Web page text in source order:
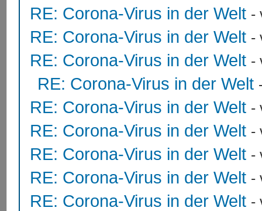
RE: Corona-Virus in der Welt -
RE: Corona-Virus in der Welt -
RE: Corona-Virus in der Welt -
RE: Corona-Virus in der Welt
RE: Corona-Virus in der Welt -
RE: Corona-Virus in der Welt -
RE: Corona-Virus in der Welt -
RE: Corona-Virus in der Welt -
RE: Corona-Virus in der Welt -